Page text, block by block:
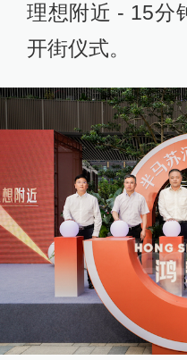
理想附近 - 15分
开街仪式。